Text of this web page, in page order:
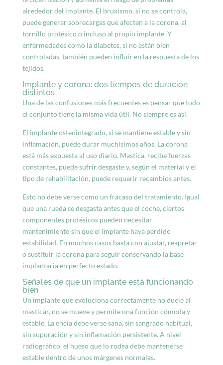
alrededor del implante. El bruxismo, si no se controla,
puede generar sobrecargas que afecten a la corona, al
tornillo protésico o incluso al propio implante. Y
enfermedades como la diabetes, si no están bien
controladas, también pueden influir en la respuesta de los
tejidos.
Implante y corona: dos tiempos de duración
distintos
Una de las confusiones más frecuentes es pensar que todo
el conjunto tiene la misma vida útil. No siempre es así.
El implante osteointegrado, si se mantiene estable y sin
inflamación, puede durar muchísimos años. La corona
está más expuesta al uso diario. Mastica, recibe fuerzas
constantes, puede sufrir desgaste y, según el material y el
tipo de rehabilitación, puede requerir recambios antes.
Esto no debe verse como un fracaso del tratamiento. Igual
que una rueda se desgasta antes que el coche, ciertos
componentes protésicos pueden necesitar
mantenimiento sin que el implante haya perdido
estabilidad. En muchos casos basta con ajustar, reapretar
o sustituir la corona para seguir conservando la base
implantaria en perfecto estado.
Señales de que un implante está funcionando
bien
Un implante que evoluciona correctamente no duele al
masticar, no se mueve y permite una función cómoda y
estable. La encía debe verse sana, sin sangrado habitual,
sin supuración y sin inflamación persistente. A nivel
radiográfico, el hueso que lo rodea debe mantenerse
estable dentro de unos márgenes normales.